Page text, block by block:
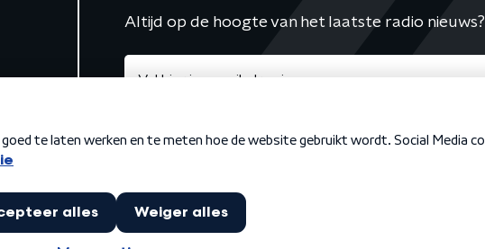
Altijd op de hoogte van het laatste radio nieuws?